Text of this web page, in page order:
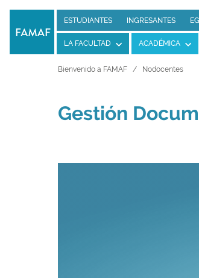
ESTUDIANTES INGRESANTES
LA FACULTAD ACADÉMICA
Bienvenido a FAMAF Nodocentes
Gestión